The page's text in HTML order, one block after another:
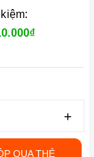
+
QUA THẺ